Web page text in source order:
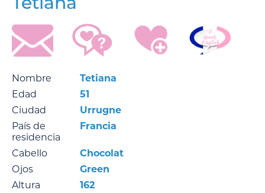
Nombre
Tetiana
Edad
51
Ciudad
Urrugne
País de
residencia
Francia
Cabello
Chocolat
Ojos
Green
Altura
162